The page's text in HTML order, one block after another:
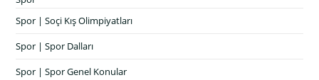
Spor | Soçi Kış Olimpiyatları
Spor | Spor Dalları
Spor | Spor Genel Konular